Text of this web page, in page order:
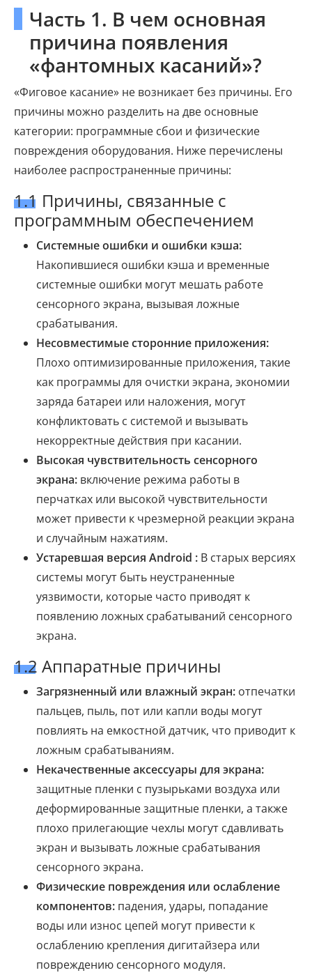
Часть 1. В чем основная
причина появления
«фантомных касаний»?
«Фиговое касание» не возникает без причины. Его
причины можно разделить на две основные
категории: программные сбои и физические
повреждения оборудования. Ниже перечислены
наиболее распространенные причины:
1.1 Причины, связанные с
программным обеспечением
Системные ошибки и ошибки кэша:
Накопившиеся ошибки кэша и временные
системные ошибки могут мешать работе
сенсорного экрана, вызывая ложные
срабатывания.
Несовместимые сторонние приложения:
Плохо оптимизированные приложения, такие
как программы для очистки экрана, экономии
заряда батареи или наложения, могут
конфликтовать с системой и вызывать
некорректные действия при касании.
Высокая чувствительность сенсорного
экрана: включение режима работы в
перчатках или высокой чувствительности
может привести к чрезмерной реакции экрана
и случайным нажатиям.
Устаревшая версия Android : В старых версиях
системы могут быть неустраненные
уязвимости, которые часто приводят к
появлению ложных срабатываний сенсорного
экрана.
1.2 Аппаратные причины
Загрязненный или влажный экран: отпечатки
пальцев, пыль, пот или капли воды могут
повлиять на емкостной датчик, что приводит к
ложным срабатываниям.
Некачественные аксессуары для экрана:
защитные пленки с пузырьками воздуха или
деформированные защитные пленки, а также
плохо прилегающие чехлы могут сдавливать
экран и вызывать ложные срабатывания
сенсорного экрана.
Физические повреждения или ослабление
компонентов: падения, удары, попадание
воды или износ цепей могут привести к
ослаблению крепления дигитайзера или
повреждению сенсорного модуля.